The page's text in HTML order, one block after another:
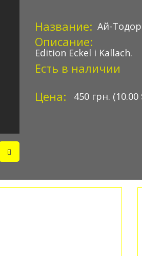
Название: Ай-
Описание:
Edition Eckel i Kallach.
Есть в наличии
Цена:
450 грн. (10.00